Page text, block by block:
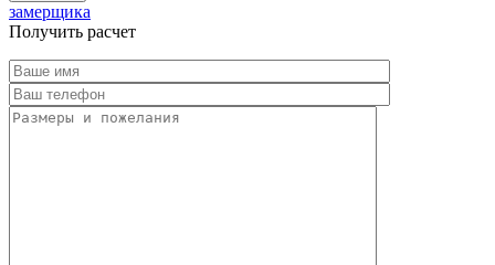
замерщика
Получить расчет